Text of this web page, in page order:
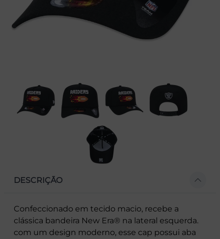
DESCRIÇÃO
Confeccionado em tecido macio, recebe a
clássica bandeira New Era® na lateral esquerda.
com um design moderno, esse cap possui aba